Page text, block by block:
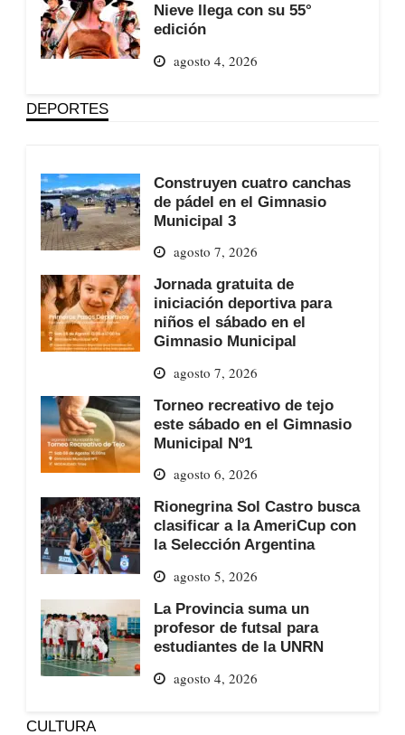
Nieve llega con su 55°
edición
agosto 4, 2026
DEPORTES
Construyen cuatro canchas
de pádel en el Gimnasio
Municipal 3
agosto 7, 2026
Jornada gratuita de
iniciación deportiva para
niños el sábado en el
Gimnasio Municipal
agosto 7, 2026
Torneo recreativo de tejo
este sábado en el Gimnasio
Municipal Nº1
agosto 6, 2026
Rionegrina Sol Castro busca
clasificar a la AmeriCup con
la Selección Argentina
agosto 5, 2026
La Provincia suma un
profesor de futsal para
estudiantes de la UNRN
agosto 4, 2026
CULTURA